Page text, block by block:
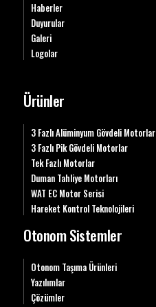
Haberler
Duyurular
Galeri
Logolar
Ürünler
3 Fazlı Alüminyum Gövdeli Motorlar
3 Fazlı Pik Gövdeli Motorlar
Tek Fazlı Motorlar
Duman Tahliye Motorları
WAT EC Motor Serisi
Hareket Kontrol Teknolojileri
Otonom Sistemler
Otonom Taşıma Ürünleri
Yazılımlar
Çözümler